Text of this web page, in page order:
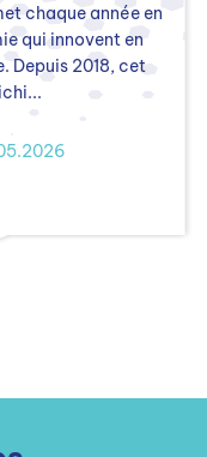
chaque année en
qui innovent en
Depuis 2018, cet